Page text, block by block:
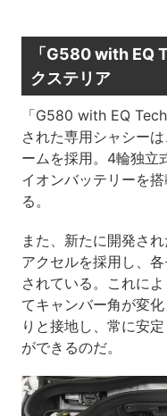
「G580 with EQ
クステリア
「G580 with EQ
された専用シャシー
ームを採用。4輪独立
イオンバッテリーを
る。
また、新たに開発さ
アクセルを採用し、
されている。これに
てキャンバー角が変
りと接地し、常に安
ができるのだ。